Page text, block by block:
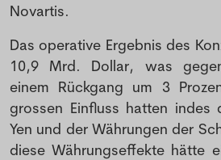
Novartis.
Das operative Ergebnis des
10,9 Mrd. Dollar, was
einem Rückgang um 3
grossen Einfluss hatten indes
Yen und der Währungen der
diese Währungseffekte hätte